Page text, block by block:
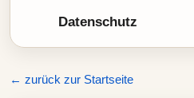
Datenschutz
← zurück zur Startseite